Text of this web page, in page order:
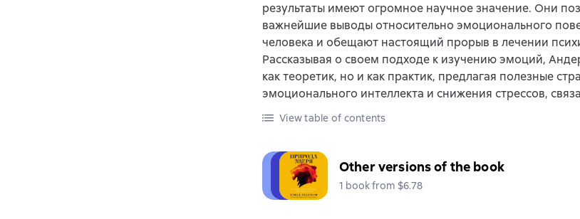
результаты имеют огромное научное значение. Они
важнейшие выводы относительно эмоционального
человека и обещают настоящий прорыв в лечении
Рассказывая о своем подходе к изучению эмоций,
как теоретик, но и как практик, предлагая полезные
эмоционального интеллекта и снижения стрессов,
View table of contents
Other versions of the book
1 book from $6.78